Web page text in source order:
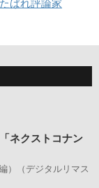
ばれ評論家
ネクストコナン
）（デジタルリマス